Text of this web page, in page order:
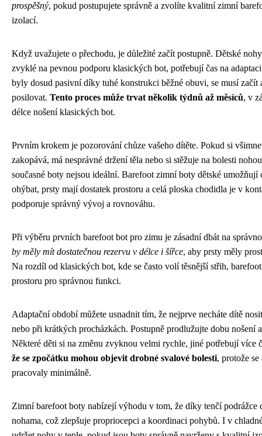
prospěšný, pokud postupujete správně a zvolíte kvalitní zimní
izolací.
Když uvažujete o přechodu, je důležité začít postupně. Dětské
zvyklé na pevnou podporu klasických bot, potřebují čas na
byly dosud pasivní díky tuhé konstrukci běžné obuvi, se musí začít
posilovat. Tento proces může trvat několik týdnů až měsíců, v
délce nošení klasických bot.
Prvním krokem je pozorování chůze vašeho dítěte. Pokud si
zakopává, má nesprávné držení těla nebo si stěžuje na bolesti
současné boty nejsou ideální. Barefoot zimní boty dětské umožňují
ohýbat, prsty mají dostatek prostoru a celá ploska chodidla je v
podporuje správný vývoj a rovnováhu.
Při výběru prvních barefoot bot pro zimu je zásadní dbát na
by měly mít dostatečnou rezervu v délce i šířce, aby prsty měly
Na rozdíl od klasických bot, kde se často volí těsnější střih,
prostoru pro správnou funkci.
Adaptační období můžete usnadnit tím, že nejprve necháte dítě
nebo při krátkých procházkách. Postupně prodlužujte dobu nošení
Některé děti si na změnu zvyknou velmi rychle, jiné potřebují více
že se zpočátku mohou objevit drobné svalové bolesti, protože
pracovaly minimálně.
Zimní barefoot boty nabízejí výhodu v tom, že díky tenčí podrážce
nohama, což zlepšuje propriocepci a koordinaci pohybů. I v